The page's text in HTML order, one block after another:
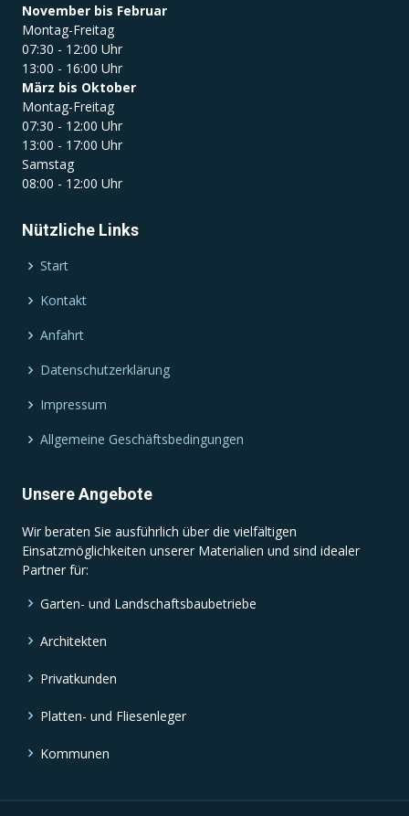
November bis Februar
Montag-Freitag
07:30 - 12:00 Uhr
13:00 - 16:00 Uhr
März bis Oktober
Montag-Freitag
07:30 - 12:00 Uhr
13:00 - 17:00 Uhr
Samstag
08:00 - 12:00 Uhr
Nützliche Links
Start
Kontakt
Anfahrt
Datenschutzerklärung
Impressum
Allgemeine Geschäftsbedingungen
Unsere Angebote
Wir beraten Sie ausführlich über die vielfältigen
Einsatzmöglichkeiten unserer Materialien und sind idealer
Partner für:
Garten- und Landschaftsbaubetriebe
Architekten
Privatkunden
Platten- und Fliesenleger
Kommunen